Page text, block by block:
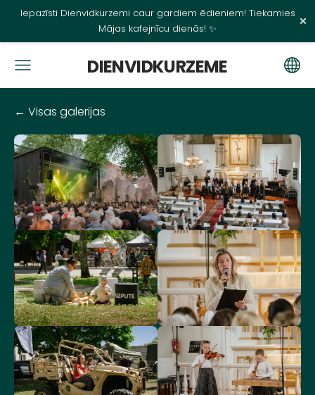
Iepazīsti Dienvidkurzemi caur gardiem ēdieniem! Tiekamies
Mājas kafejnīcu dienās! ✨
×
DIENVIDKURZEME
Visas galerijas